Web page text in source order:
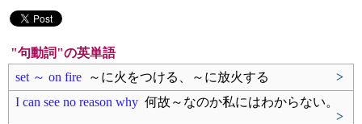
"句動詞"の英単語
set ～ on fire ～に火をつける、～に放火する
>
I can see no reason why 何故～なのか私にはわからない。
>